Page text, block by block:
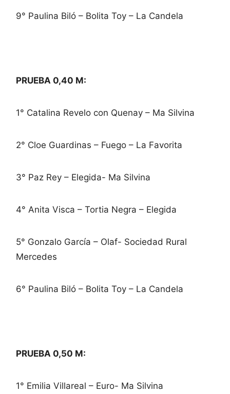
9° Paulina Biló – Bolita Toy – La Candela
PRUEBA 0,40 M:
1° Catalina Revelo con Quenay – Ma Silvina
2° Cloe Guardinas – Fuego – La Favorita
3° Paz Rey – Elegida- Ma Silvina
4° Anita Visca – Tortia Negra – Elegida
5° Gonzalo García – Olaf- Sociedad Rural
Mercedes
6° Paulina Biló – Bolita Toy – La Candela
PRUEBA 0,50 M:
1° Emilia Villareal – Euro- Ma Silvina